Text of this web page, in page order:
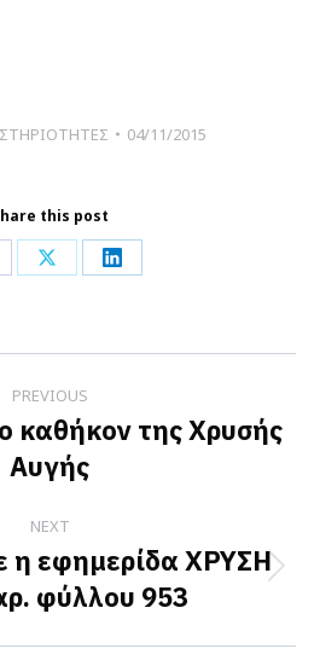
04/11/2015
this post
Share
X
Share
LinkedIn
PREVIOUS
Previous
post:
καθήκον της Χρυσής
Αυγής
NEXT
Next
post:
η εφημερίδα ΧΡΥΣΗ
φύλλου 953